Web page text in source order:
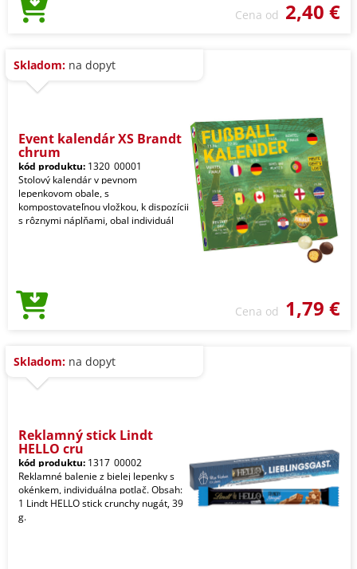
Cena od 2,40 €
Skladom: na dopyt
Event kalendár XS Brandt
chrum
kód produktu: 1320_00001
Stolový kalendár v pevnom
lepenkovom obale, s
kompostovateľnou vložkou, k dispozícii
s rôznymi náplňami, obal individuál
Cena od 1,79 €
Skladom: na dopyt
Reklamný stick Lindt
HELLO cru
kód produktu: 1317_00002
Reklamné balenie z bielej lepenky s
okénkem, individuálna potlač. Obsah:
1 Lindt HELLO stick crunchy nugát, 39
g.